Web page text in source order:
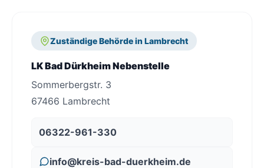
Zuständige Behörde in Lambrecht
LK Bad Dürkheim Nebenstelle
Sommerbergstr. 3
67466 Lambrecht
06322-961-330
info@kreis-bad-duerkheim.de